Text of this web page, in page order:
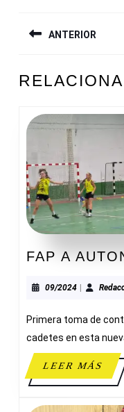
DE
ANTERIOR
anterior:
FAP A
09/202409/2024
Primera toma de
cadetes en esta
LEER MÁS
MÁS